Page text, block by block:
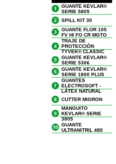
GUANTE KEVLAR®
SERIE 5805
SPILL KIT 30
GUANTE FLOR 105
FV HI FO CR MGTO
TRAJE DE
PROTECCIÓN
TYVEK® CLASSIC
GUANTE KEVLAR®
SERIE 5306
GUANTE KEVLAR®
SERIE 1800 PLUS
GUANTES
ELECTROSOFT -
LÁTEX NATURAL
CUTTER MIGRON
MANGUITO
KEVLAR® SERIE
3805
GUANTE
ULTRANITRIL 480